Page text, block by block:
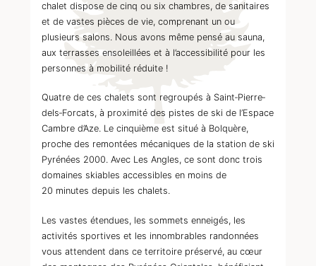
chalet dispose de cinq ou six chambres, de sanitaires
et de vastes pièces de vie, comprenant un ou
plusieurs salons. Nous avons même pensé au sauna,
aux terrasses ensoleillées et à l’accessibilité pour les
personnes à mobilité réduite !
Quatre de ces chalets sont regroupés à Saint‐Pierre‐
dels‐Forcats, à proximité des pistes de ski de l’Espace
Cambre d’Aze. Le cinquième est situé à Bolquère,
proche des remontées mécaniques de la station de ski
Pyrénées 2000. Avec Les Angles, ce sont donc trois
domaines skiables accessibles en moins de
20 minutes depuis les chalets.
Les vastes étendues, les sommets enneigés, les
activités sportives et les innombrables randonnées
vous attendent dans ce territoire préservé, au cœur